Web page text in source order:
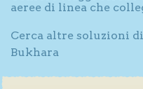
aeree di linea che
Cerca altre soluzioni
Bukhara